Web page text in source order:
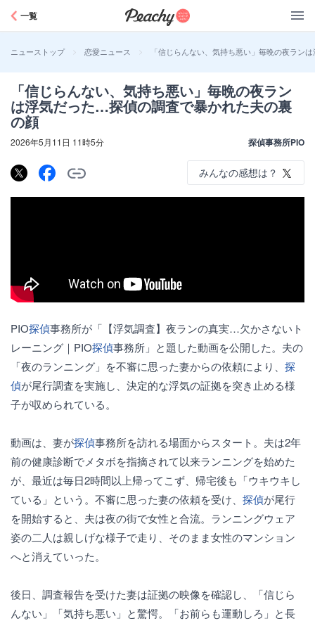
一覧
ニューストップ > 恋愛ニュース > 「信じらんない、気持ち悪い」毎晩の夜ラン
「信じらんない、気持ち悪い」毎晩の夜ラン
は浮気だった…探偵の調査で暴かれた夫の裏
の顔
2026年5月11日 11時5分 探偵事務所PIO
みんなの感想は？
PIO探偵事務所が「【浮気調査】夜ランの真実…欠かさないト
レーニング｜PIO探偵事務所」と題した動画を公開した。夫の
「夜のランニング」を不審に思った妻からの依頼により、 探
偵が尾行調査を実施し、決定的な浮気の証拠を突き止める様
子が収められている。
動画は、妻が探偵事務所を訪れる場面からスタート。夫は2年
前の健康診断でメタボを指摘されて以来ランニングを始めた
が、最近は毎日2時間以上帰ってこず、帰宅後も「ウキウキし
ている」という。不審に思った妻の依頼を受け、 探偵が尾行
を開始すると、夫は夜の街で女性と合流。ランニングウェア
姿の二人は親しげな様子で走り、そのまま女性のマンション
へと消えていった。
後日、調査報告を受けた妻は証拠の映像を確認し、「信じら
んない」「気持ち悪い」と驚愕。「お前らも運動しろ」と長